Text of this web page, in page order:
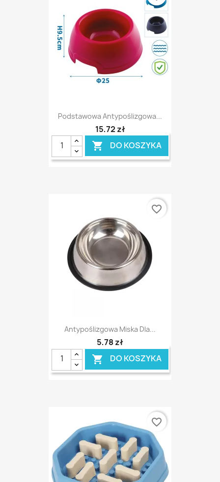
Podstawowa Antypoślizgowa...
15,72 zł
 DO KOSZYKA
Antypoślizgowa Miska Dla...
5,78 zł
 DO KOSZYKA
favorite_border
favorite_border